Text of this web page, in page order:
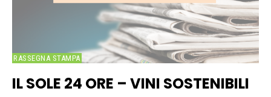
RASSEGNA STAMPA
IL SOLE 24 ORE – VINI SOSTENIBILI